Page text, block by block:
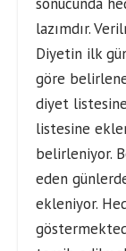
lazımdır.
Diyetin ilk
göre
diyet
listesine
belirleniyor.
eden
ekleniyor.